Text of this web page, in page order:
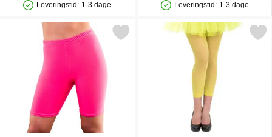
Produkttilgængelighed: På lager
Leveringstid: 1-3 dage
Produkttilgængelighed: På lager
Leveringstid: 1-3 dage
Markér 80'er Cykelshorts Neon Pink som favorit
Markér leggings